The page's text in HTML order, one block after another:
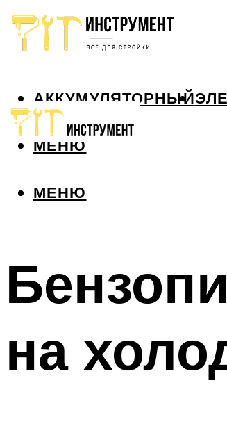
АККУМУЛЯТОРНЫЙ
МЕНЮ
МЕНЮ
на